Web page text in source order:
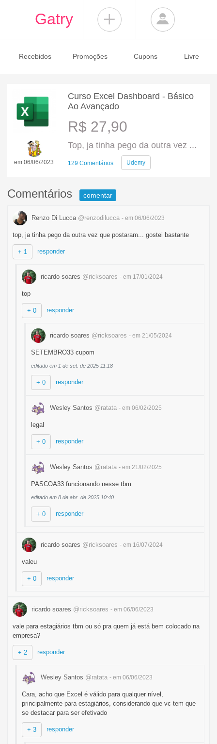
Gatry
Recebidos Promoções Cupons Livre
em 06/06/2023
Curso Excel Dashboard - Básico
Ao Avançado
R$ 27,90
Top, ja tinha pego da outra vez ...
129 Comentários Udemy
Comentários comentar
Renzo Di Lucca @renzodilucca - em 06/06/2023
top, ja tinha pego da outra vez que postaram... gostei bastante
+ 1 responder
ricardo soares @ricksoares - em 17/01/2024
top
+ 0 responder
ricardo soares @ricksoares - em 21/05/2024
SETEMBRO33 cupom
editado em 1 de set. de 2025 11:18
+ 0 responder
Wesley Santos @ratata - em 06/02/2025
legal
+ 0 responder
Wesley Santos @ratata - em 21/02/2025
PASCOA33 funcionando nesse tbm
editado em 8 de abr. de 2025 10:40
+ 0 responder
ricardo soares @ricksoares - em 16/07/2024
valeu
+ 0 responder
ricardo soares @ricksoares - em 06/06/2023
vale para estagiários tbm ou só pra quem já está bem colocado na
empresa?
+ 2 responder
Wesley Santos @ratata - em 06/06/2023
Cara, acho que Excel é válido para qualquer nível,
principalmente para estagiários, considerando que vc tem que
se destacar para ser efetivado
+ 3 responder